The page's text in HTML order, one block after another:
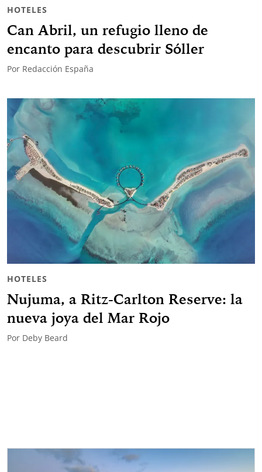
HOTELES
Can Abril, un refugio lleno de
encanto para descubrir Sóller
Por Redacción España
HOTELES
Nujuma, a Ritz-Carlton Reserve: la
nueva joya del Mar Rojo
Por Deby Beard